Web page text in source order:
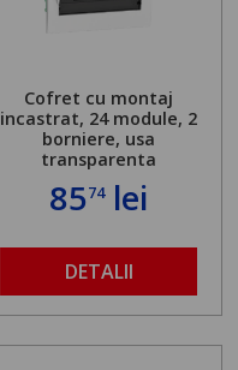
Cofret cu montaj
incastrat, 24 module, 2
borniere, usa
transparenta
8574lei
DETALII